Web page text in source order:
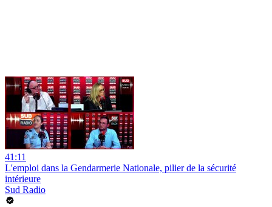
41:11
L'emploi dans la Gendarmerie Nationale, pilier de la sécurité
intérieure
Sud Radio